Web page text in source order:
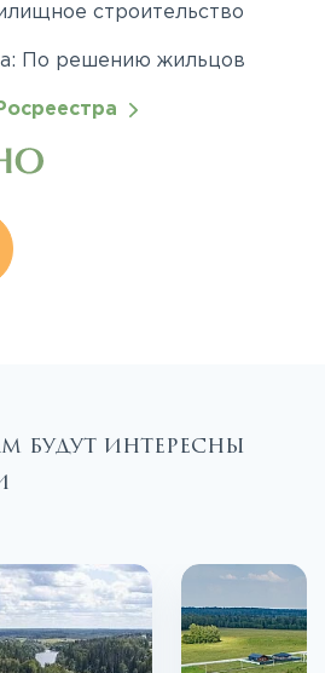
строительство
По решению жильцов
будут интересны